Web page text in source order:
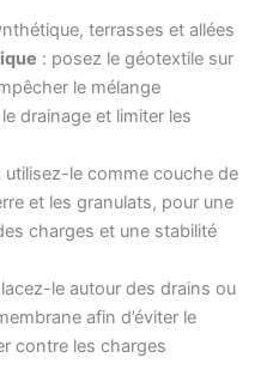
terrasses et allées
: posez le géotextile sur
le mélange
drainage et limiter les
le comme couche de
et les granulats, pour une
charges et une stabilité
le autour des drains ou
afin d’éviter le
contre les charges